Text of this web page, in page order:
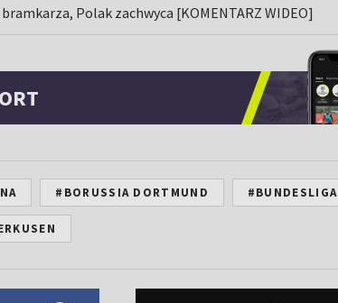
Polak zachwyca [KOMENTARZ WIDEO]
#BORUSSIA DORTMUND #BUNDESLIGA